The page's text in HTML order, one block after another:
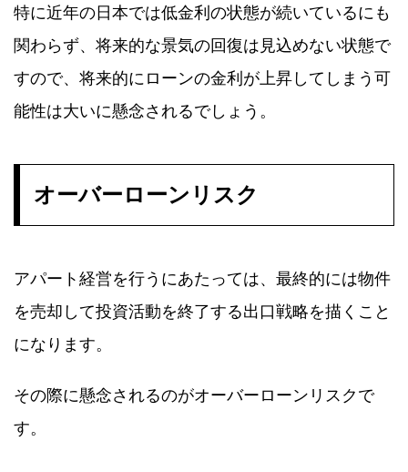
特に近年の日本では低金利の状態が続いているにも
関わらず、将来的な景気の回復は見込めない状態で
すので、将来的にローンの金利が上昇してしまう可
能性は大いに懸念されるでしょう。
オーバーローンリスク
アパート経営を行うにあたっては、最終的には物件
を売却して投資活動を終了する出口戦略を描くこと
になります。
その際に懸念されるのがオーバーローンリスクで
す。